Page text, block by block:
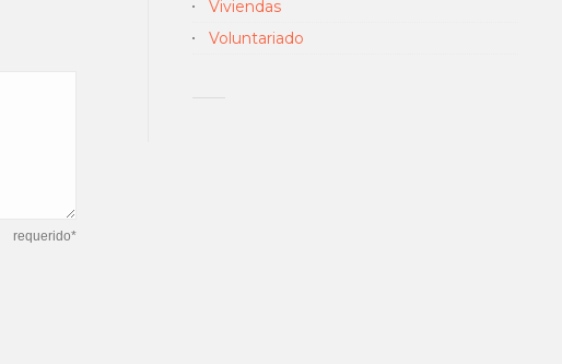
requerido*
Viviendas
Voluntariado